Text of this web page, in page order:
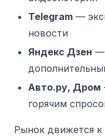
Telegram —
новости
Яндекс Дзен —
Авто.ру, Дром
горячим
Рынок движется к